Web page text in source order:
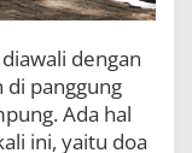
dengan
panggung
Ada hal
ini, yaitu doa